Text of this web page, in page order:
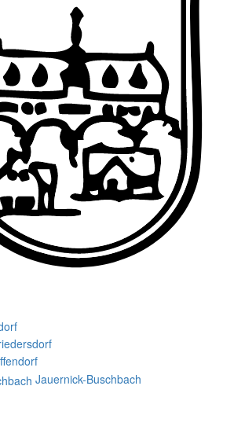
Jauernick-Buschbach